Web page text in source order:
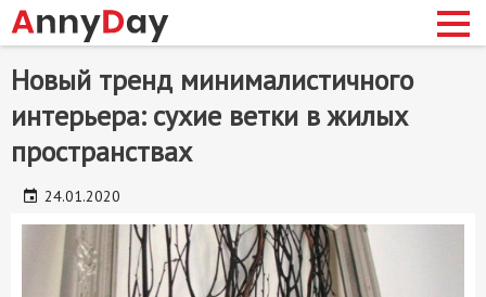
до
основного
матеріалу
Новый тренд минималистичного
интерьера: сухие ветки в жилых
пространствах
24.01.2020